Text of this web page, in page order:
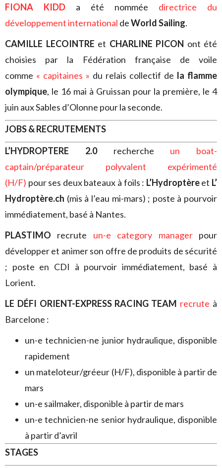
FIONA KIDD a été nommée directrice du
développement international deWorld Sailing.
CAMILLE LECOINTRE et CHARLINE PICON ont été
choisies par la Fédération française de voile
comme « capitaines » du relais collectif de la flamme
olympique, le 16 mai à Gruissan pour la première, le 4
juin aux Sables d’Olonne pour la seconde.
JOBS & RECRUTEMENTS
L’HYDROPTERE 2.0recherche un boat-
captain/préparateur polyvalent expérimenté
(H/F) pour ses deux bateaux à foils : L’Hydroptèreet L’
Hydroptère.ch (mis à l’eau mi-mars) ; poste à pourvoir
immédiatement, basé à Nantes.
PLASTIMO recrute un-e category managerpour
développer et animer son offre de produits de sécurité
; poste en CDI à pourvoir immédiatement, basé à
Lorient.
LE DÉFI ORIENT-EXPRESS RACING TEAM recrute à
Barcelone :
un-e technicien-ne junior hydraulique, disponible
rapidement
un mateloteur/gréeur (H/F), disponible à partir de
mars
un-e sailmaker, disponible à partir de mars
un-e technicien-ne senior hydraulique, disponible
à partir d’avril
STAGES